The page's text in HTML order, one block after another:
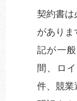
契約書は
があり
記が一
間、ロ
件、競業